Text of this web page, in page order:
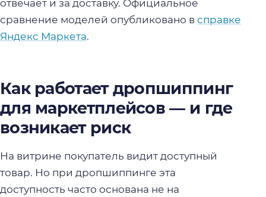
отвечает и за доставку. Официальное
сравнение моделей опубликовано в справке
Яндекс Маркета.
Как работает дропшиппинг
для маркетплейсов — и где
возникает риск
На витрине покупатель видит доступный
товар. Но при дропшиппинге эта
доступность часто основана не на